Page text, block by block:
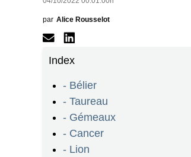
par Alice Rousselot
Index
- Bélier
- Taureau
- Gémeaux
- Cancer
- Lion